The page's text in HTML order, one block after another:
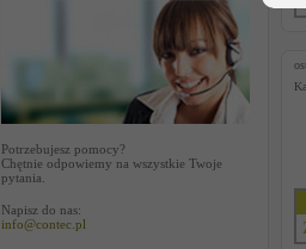
Potrzebujesz pomocy?
Chętnie odpowiemy na wszystkie Twoje
pytania.
Napisz do nas:
info@contec.pl